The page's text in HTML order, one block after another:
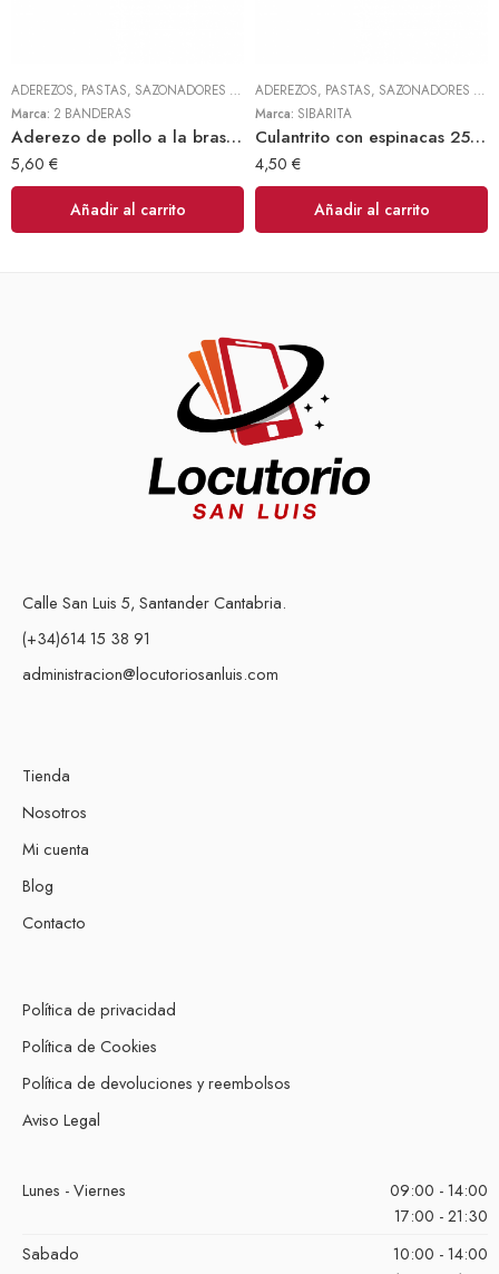
ADEREZOS, PASTAS, SAZONADORES Y CONDIMENTOS ,TODOS
Marca: 2 BANDERAS
Aderezo de pollo a la brasa 300gr (2 Banderas)
5,60 €
Añadir al carrito
ADEREZOS, PASTAS, SAZONADORES Y CONDIMENTOS
Marca: SIBARITA
Culantrito con espinacas 250gr Doy Pack (Sibarita)
4,50 €
Añadir al carrito
Calle San Luis 5, Santander Cantabria.
(+34)614 15 38 91
administracion@locutoriosanluis.com
Tienda
Nosotros
Mi cuenta
Blog
Contacto
Política de privacidad
Política de Cookies
Política de devoluciones y reembolsos
Aviso Legal
Lunes - Viernes
09:00 - 14:00
17:00 - 21:30
Sabado
10:00 - 14:00